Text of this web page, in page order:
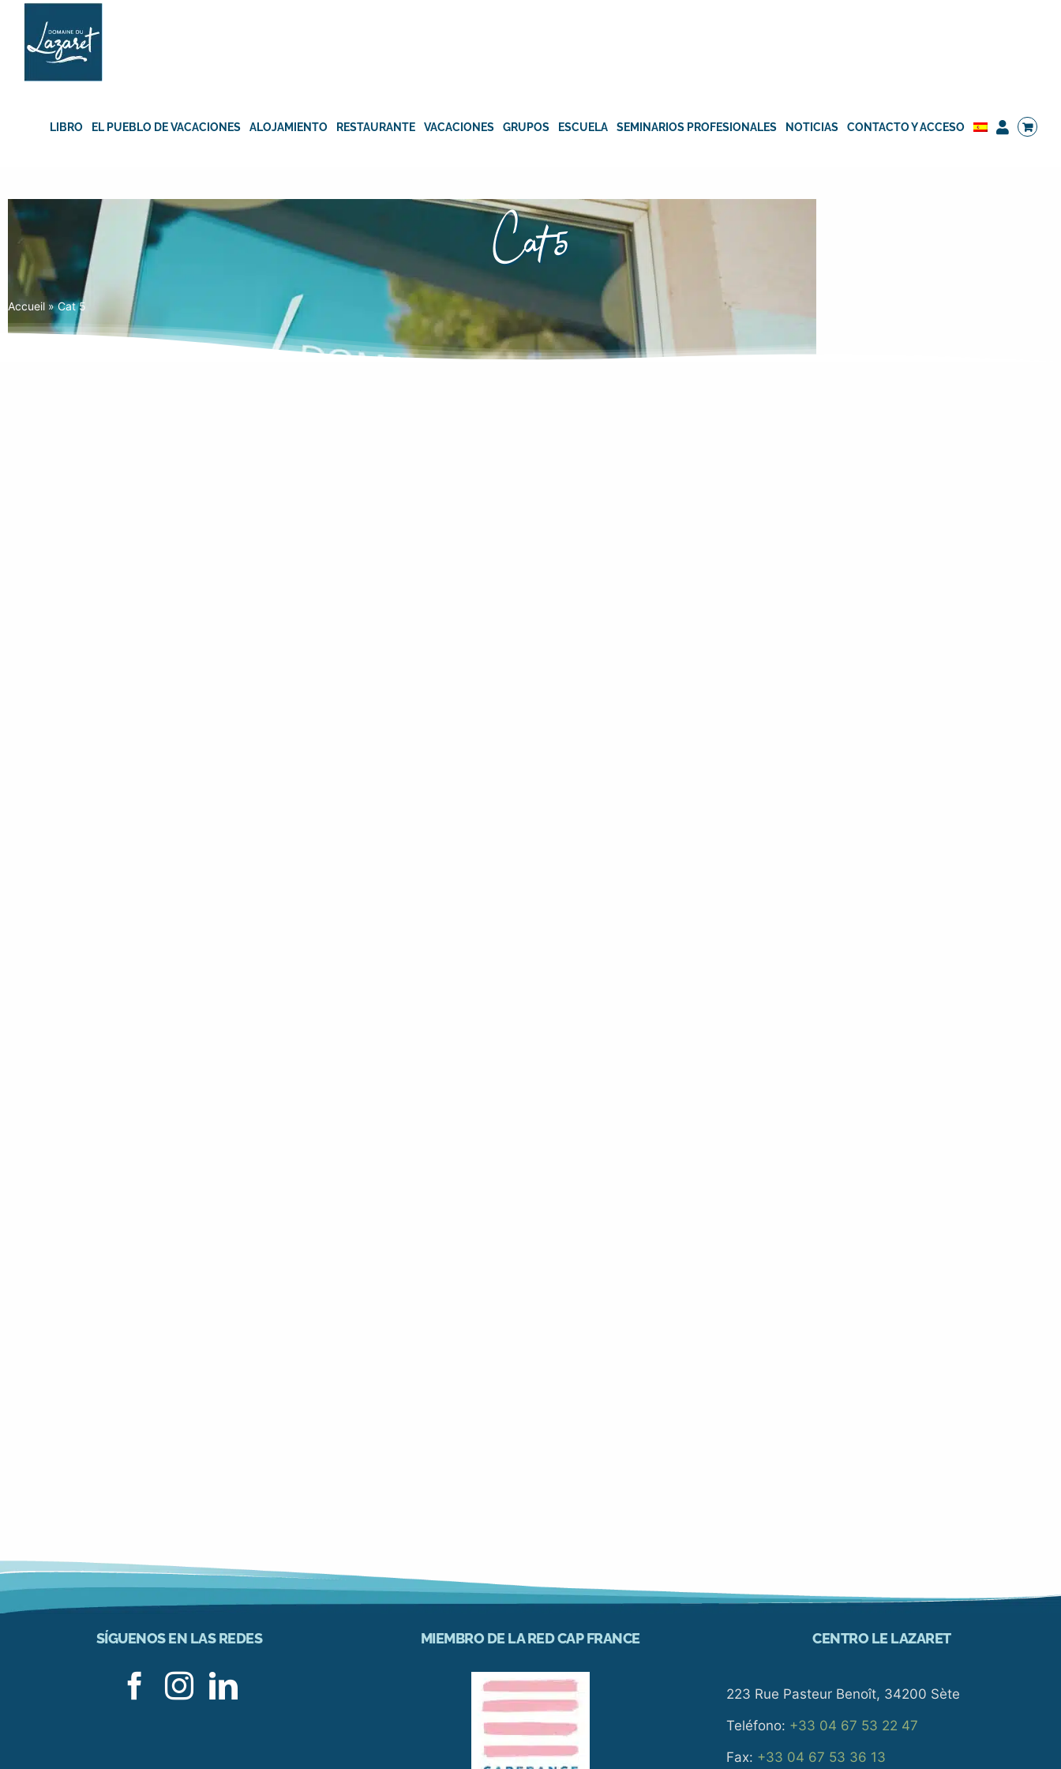
Skip
content
LIBRO EL PUEBLO DE VACACIONES ALOJAMIENTO RESTAURANTE VACACIONES GRUPOS ESCUELA SEMINARIOS PROFESIONALES NOTICIAS CONTACTO Y ACCESO
Cat 5
Accueil»Cat 5
SÍGUENOS EN LAS REDES MIEMBRO DE LA RED CAP FRANCE CENTRO LE LAZARET
223 Rue Pasteur Benoît, 34200 Sète
Teléfono: +33 04 67 53 22 47
Fax: +33 04 67 53 36 13